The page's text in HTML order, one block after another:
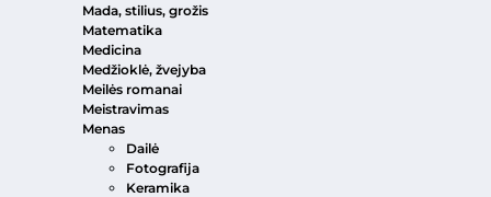
Mada, stilius, grožis
Matematika
Medicina
Medžioklė, žvejyba
Meilės romanai
Meistravimas
Menas
Dailė
Fotografija
Keramika